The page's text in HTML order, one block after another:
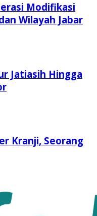
Modifikasi
Wilayah Jabar
Jatiasih Hingga
Kranji, Seorang